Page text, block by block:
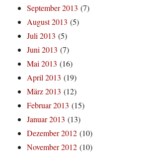
September 2013 (7)
August 2013 (5)
Juli 2013 (5)
Juni 2013 (7)
Mai 2013 (16)
April 2013 (19)
März 2013 (12)
Februar 2013 (15)
Januar 2013 (13)
Dezember 2012 (10)
November 2012 (10)